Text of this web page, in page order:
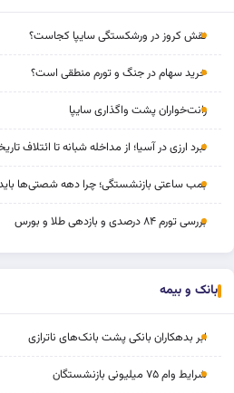
نقش کروز در ورشکستگی سایپا کجاست؟
خرید سهام در جنگ و تورم منطقی است؟
رانت‌خواران پشت واگذاری سایپا
نبرد ارزی در آسیا؛ از مداخله‌ شبانه تا ائتلاف
بمب ساعتی بازنشستگی؛ چرا دهه شصتی‌ها باید
بررسی تورم ۸۴ درصدی و بازدهی طلا و بورس
بانک و بیمه
ابر بدهکاران بانکی پشت بانک‌های ناترازی
شرایط وام ۷۵ میلیونی بازنشستگان